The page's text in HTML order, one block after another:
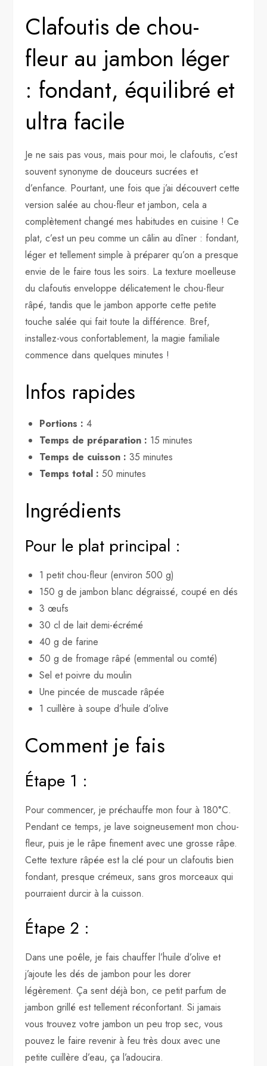
Clafoutis de chou-
fleur au jambon léger
: fondant, équilibré et
ultra facile
Je ne sais pas vous, mais pour moi, le clafoutis, c’est
souvent synonyme de douceurs sucrées et
d’enfance. Pourtant, une fois que j’ai découvert cette
version salée au chou-fleur et jambon, cela a
complètement changé mes habitudes en cuisine ! Ce
plat, c’est un peu comme un câlin au dîner : fondant,
léger et tellement simple à préparer qu’on a presque
envie de le faire tous les soirs. La texture moelleuse
du clafoutis enveloppe délicatement le chou-fleur
râpé, tandis que le jambon apporte cette petite
touche salée qui fait toute la différence. Bref,
installez-vous confortablement, la magie familiale
commence dans quelques minutes !
Infos rapides
Portions : 4
Temps de préparation : 15 minutes
Temps de cuisson : 35 minutes
Temps total : 50 minutes
Ingrédients
Pour le plat principal :
1 petit chou-fleur (environ 500 g)
150 g de jambon blanc dégraissé, coupé en dés
3 œufs
30 cl de lait demi-écrémé
40 g de farine
50 g de fromage râpé (emmental ou comté)
Sel et poivre du moulin
Une pincée de muscade râpée
1 cuillère à soupe d’huile d’olive
Comment je fais
Étape 1 :
Pour commencer, je préchauffe mon four à 180°C.
Pendant ce temps, je lave soigneusement mon chou-
fleur, puis je le râpe finement avec une grosse râpe.
Cette texture râpée est la clé pour un clafoutis bien
fondant, presque crémeux, sans gros morceaux qui
pourraient durcir à la cuisson.
Étape 2 :
Dans une poêle, je fais chauffer l’huile d’olive et
j’ajoute les dés de jambon pour les dorer
légèrement. Ça sent déjà bon, ce petit parfum de
jambon grillé est tellement réconfortant. Si jamais
vous trouvez votre jambon un peu trop sec, vous
pouvez le faire revenir à feu très doux avec une
petite cuillère d’eau, ça l’adoucira.